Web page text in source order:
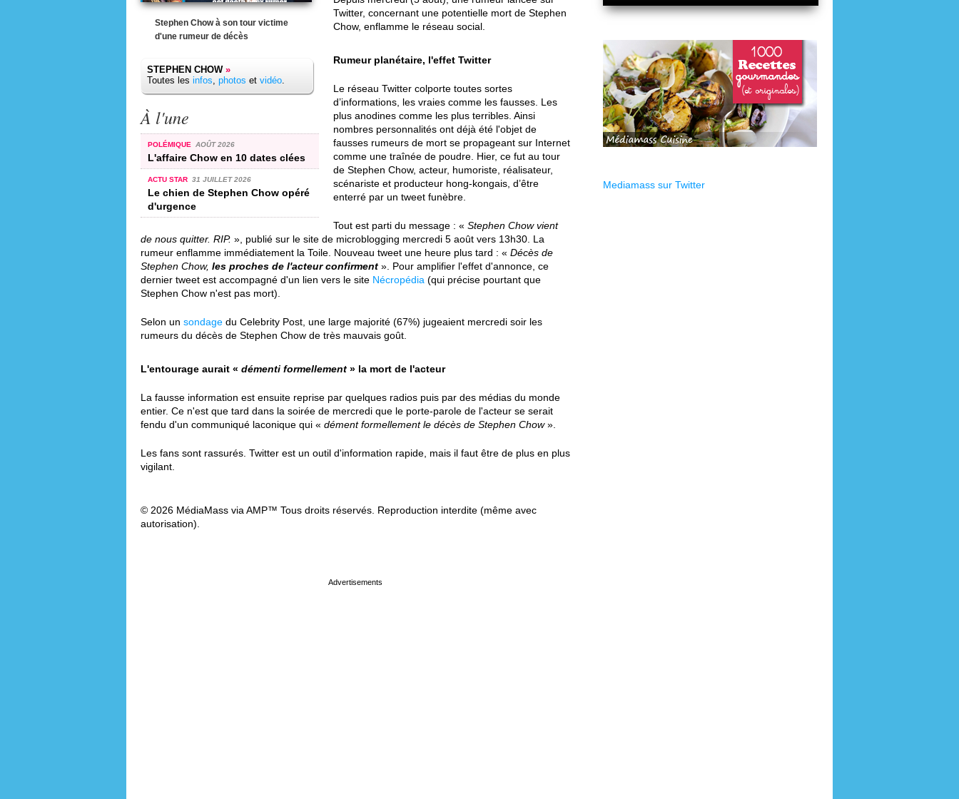
Stephen Chow à son tour victime
d'une rumeur de décès
STEPHEN CHOW»
Toutes les infos, photos et vidéo.
À l'une
POLÉMIQUE AOÛT 2026
L'affaire Chow en 10 dates clées
ACTU STAR 31 JUILLET 2026
Le chien de Stephen Chow opéré
d'urgence
Twitter, concernant une potentielle mort de Stephen
Chow, enflamme le réseau social.
Rumeur planétaire, l'effet Twitter
Le réseau Twitter colporte toutes sortes
d’informations, les vraies comme les fausses. Les
plus anodines comme les plus terribles. Ainsi
nombres personnalités ont déjà été l'objet de
fausses rumeurs de mort se propageant sur Internet
comme une traînée de poudre. Hier, ce fut au tour
de Stephen Chow, acteur, humoriste, réalisateur,
scénariste et producteur hong-kongais, d’être
enterré par un tweet funèbre.
Tout est parti du message : « Stephen Chow vient
de nous quitter. RIP. », publié sur le site de microblogging mercredi 5 août vers 13h30. La
rumeur enflamme immédiatement la Toile. Nouveau tweet une heure plus tard : « Décès de
Stephen Chow, les proches de l'acteur confirment ». Pour amplifier l'effet d'annonce, ce
dernier tweet est accompagné d'un lien vers le site Nécropédia (qui précise pourtant que
Stephen Chow n'est pas mort).
Selon un sondage du Celebrity Post, une large majorité (67%) jugeaient mercredi soir les
rumeurs du décès de Stephen Chow de très mauvais goût.
L'entourage aurait « démenti formellement » la mort de l'acteur
La fausse information est ensuite reprise par quelques radios puis par des médias du monde
entier. Ce n'est que tard dans la soirée de mercredi que le porte-parole de l'acteur se serait
fendu d'un communiqué laconique qui « dément formellement le décès de Stephen Chow».
Les fans sont rassurés. Twitter est un outil d'information rapide, mais il faut être de plus en plus
vigilant.
© 2026 MédiaMass via AMP™ Tous droits réservés. Reproduction interdite (même avec
autorisation).
Mediamass sur Twitter